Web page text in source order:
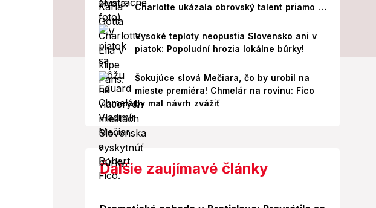
Charlotte ukázala obrovský talent priamo v
Vysoké teploty neopustia Slovensko ani v
piatok: Popoludní hrozia lokálne búrky!
Šokujúce slová Mečiara, čo by urobil na
mieste premiéra! Chmelár na rovinu: Fico
by mal návrh zvážiť
Ďalšie zaujímavé články